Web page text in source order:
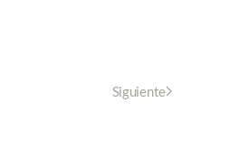
Siguiente